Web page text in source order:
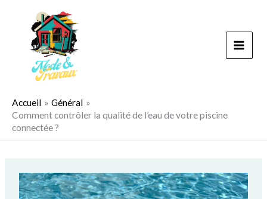
Accueil
Général
Comment contrôler la qualité de l’eau de votre piscine
connectée ?